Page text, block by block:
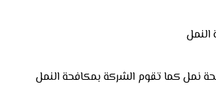
نمل كما تقوم الشركة بمكافحة النمل